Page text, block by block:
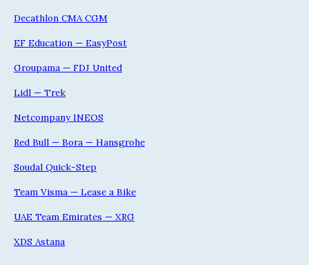
Decathlon CMA CGM
EF Education — EasyPost
Groupama — FDJ United
Lidl — Trek
Netcompany INEOS
Red Bull — Bora — Hansgrohe
Soudal Quick-Step
Team Visma — Lease a Bike
UAE Team Emirates — XRG
XDS Astana